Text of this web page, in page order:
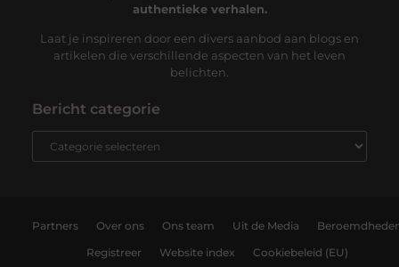
authentieke verhalen.
Laat je inspireren door een divers aanbod aan blogs en
artikelen die verschillende aspecten van het leven
belichten.
Bericht categorie
Partners Over ons Ons team Uit de Media
Registreer Website index Cookiebeleid (EU)